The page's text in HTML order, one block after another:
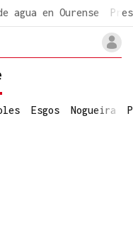
agua en Ourense
Esgos Nogueira